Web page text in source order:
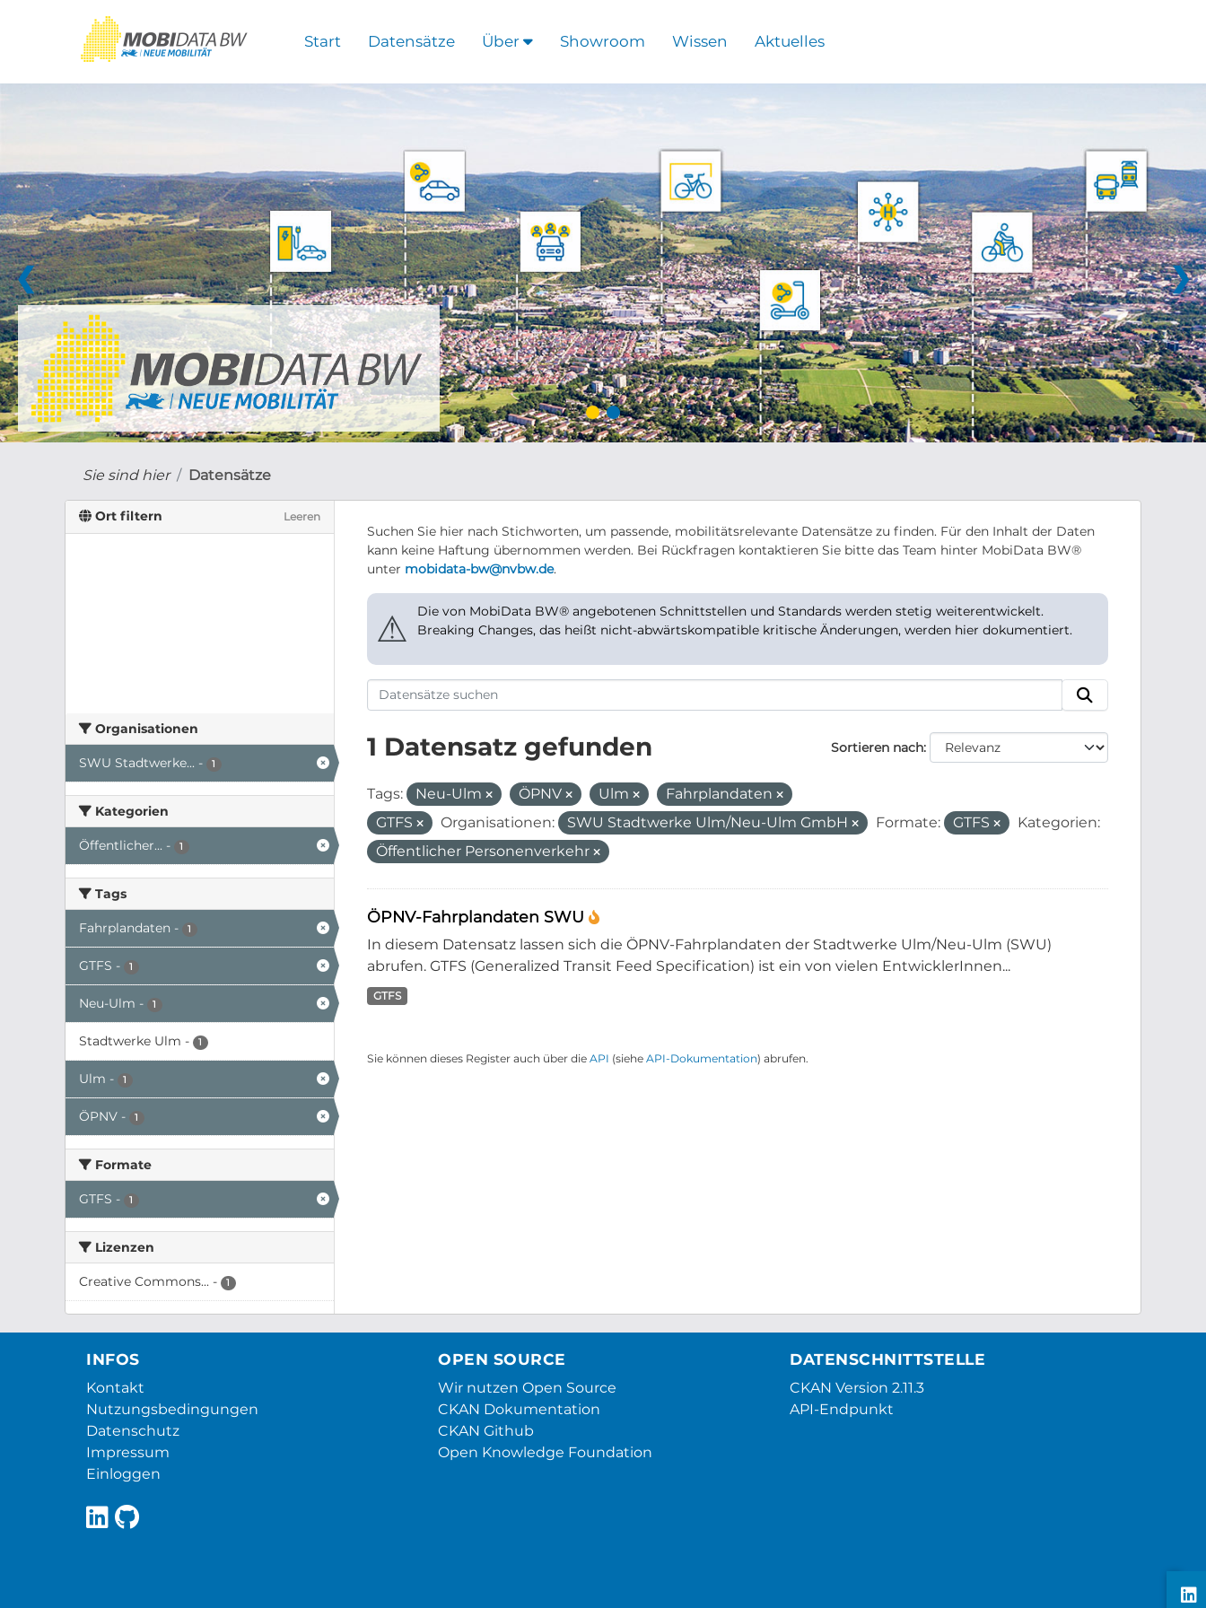
Start Datensätze Über Showroom Wissen Aktuelles
❮ ❯
Sie sind hier Datensätze
Ort filtern Leeren
Organisationen
SWU Stadtwerke... - 1
Kategorien
Öffentlicher... - 1
Tags
Fahrplandaten - 1
GTFS - 1
Neu-Ulm - 1
Stadtwerke Ulm - 1
Ulm - 1
ÖPNV - 1
Formate
GTFS - 1
Lizenzen
Creative Commons... - 1
Suchen Sie hier nach Stichworten, um passende, mobilitätsrelevante Datensätze zu finden. Für den Inhalt der Daten
kann keine Haftung übernommen werden. Bei Rückfragen kontaktieren Sie bitte das Team hinter MobiData BW®
unter mobidata-bw@nvbw.de.
⚠
Die von MobiData BW® angebotenen Schnittstellen und Standards werden stetig weiterentwickelt.
Breaking Changes, das heißt nicht-abwärtskompatible kritische Änderungen, werden hier dokumentiert.
Sortieren nach
1 Datensatz gefunden
Tags: Neu-Ulm ÖPNV Ulm
Fahrplandaten
GTFS
Organisationen: SWU Stadtwerke Ulm/Neu-Ulm GmbH Formate: GTFS
Kategorien:
Öffentlicher Personenverkehr
ÖPNV-Fahrplandaten SWU
In diesem Datensatz lassen sich die ÖPNV-Fahrplandaten der Stadtwerke Ulm/Neu-Ulm (SWU)
abrufen. GTFS (Generalized Transit Feed Specification) ist ein von vielen EntwicklerInnen...
GTFS
Sie können dieses Register auch über die API (siehe API-Dokumentation) abrufen.
INFOS
Kontakt
Nutzungsbedingungen
Datenschutz
Impressum
Einloggen
OPEN SOURCE
Wir nutzen Open Source
CKAN Dokumentation
CKAN Github
Open Knowledge Foundation
DATENSCHNITTSTELLE
CKAN Version 2.11.3
API-Endpunkt